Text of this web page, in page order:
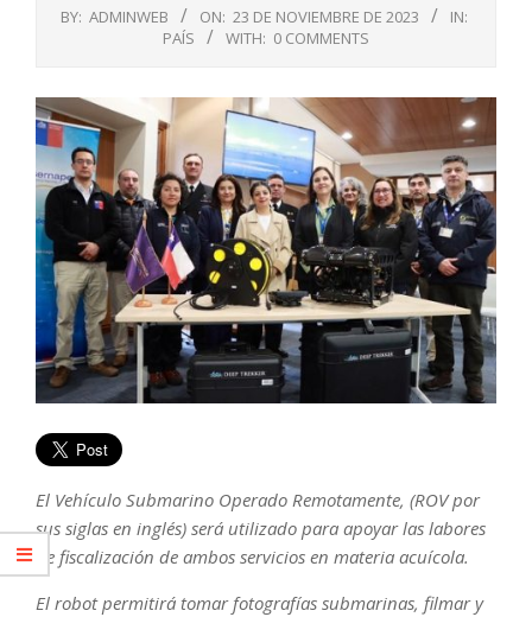
BY: ADMINWEB ON: 23 DE NOVIEMBRE DE 2023
IN:
PAÍS
WITH: 0 COMMENTS
El Vehículo Submarino Operado Remotamente, (ROV por
sus siglas en inglés) será utilizado para apoyar las labores
de fiscalización de ambos servicios en materia acuícola.
El robot permitirá tomar fotografías submarinas, filmar y